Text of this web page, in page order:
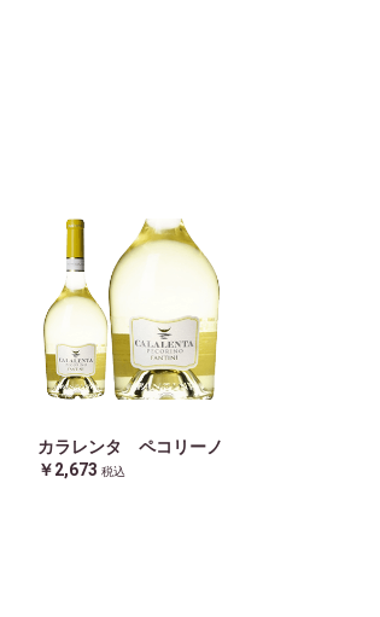
カラレンタ ペコリーノ
￥2,673 税込